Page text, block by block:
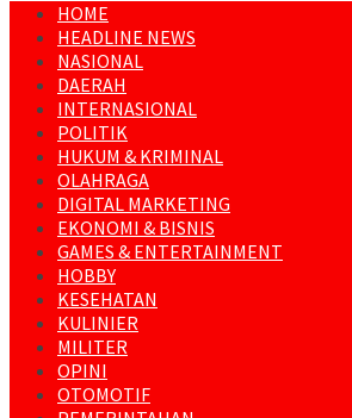
HOME
HEADLINE NEWS
NASIONAL
DAERAH
INTERNASIONAL
POLITIK
HUKUM & KRIMINAL
OLAHRAGA
DIGITAL MARKETING
EKONOMI & BISNIS
GAMES & ENTERTAINMENT
HOBBY
KESEHATAN
KULINIER
MILITER
OPINI
OTOMOTIF